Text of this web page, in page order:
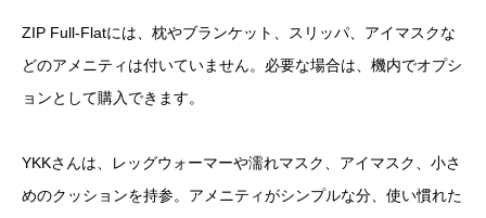
ZIP Full-Flatには、枕やブランケット、スリッパ、アイマスクな
どのアメニティは付いていません。必要な場合は、機内でオプシ
ョンとして購入できます。
YKKさんは、レッグウォーマーや濡れマスク、アイマスク、小さ
めのクッションを持参。アメニティがシンプルな分、使い慣れた